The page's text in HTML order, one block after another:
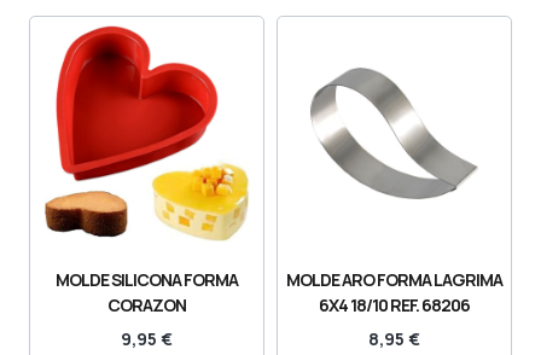
MOLDE SILICONA FORMA
CORAZON
9,95 €
MOLDE ARO FORMA LAGRIMA
6X4 18/10 REF. 68206
8,95 €